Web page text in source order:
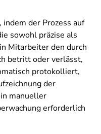
der Prozess auf
sowohl präzise als
Mitarbeiter den durch
betritt oder verlässt,
protokolliert,
der
manueller
erforderlich